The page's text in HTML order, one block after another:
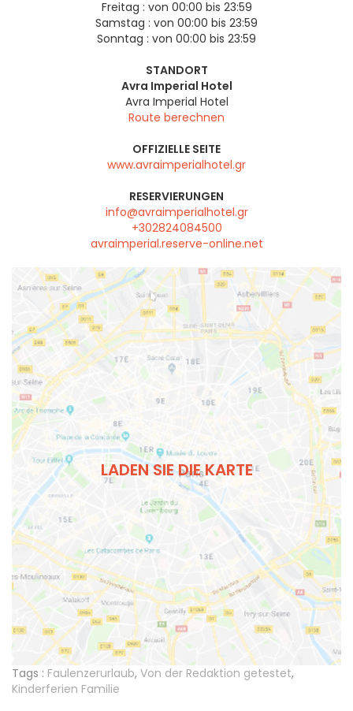
Freitag : von 00:00 bis 23:59
Samstag : von 00:00 bis 23:59
Sonntag : von 00:00 bis 23:59
STANDORT
Avra Imperial Hotel
Avra Imperial Hotel
Route berechnen
OFFIZIELLE SEITE
www.avraimperialhotel.gr
RESERVIERUNGEN
info@avraimperialhotel.gr
+302824084500
avraimperial.reserve-online.net
LADEN SIE DIE KARTE
Tags : Faulenzerurlaub, Von der Redaktion getestet,
Kinderferien Familie